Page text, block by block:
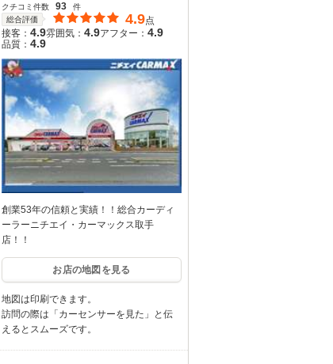
クチコミ件数 93
件
総合評価
4.9点
接客： 4.9雰囲気： 4.9アフター： 4.9
品質： 4.9
創業53年の信頼と実績！！総合カーディ
ーラーニチエイ・カーマックス取手
店！！
お店の地図を見る
地図は印刷できます。
訪問の際は「カーセンサーを見た」と伝
えるとスムーズです。